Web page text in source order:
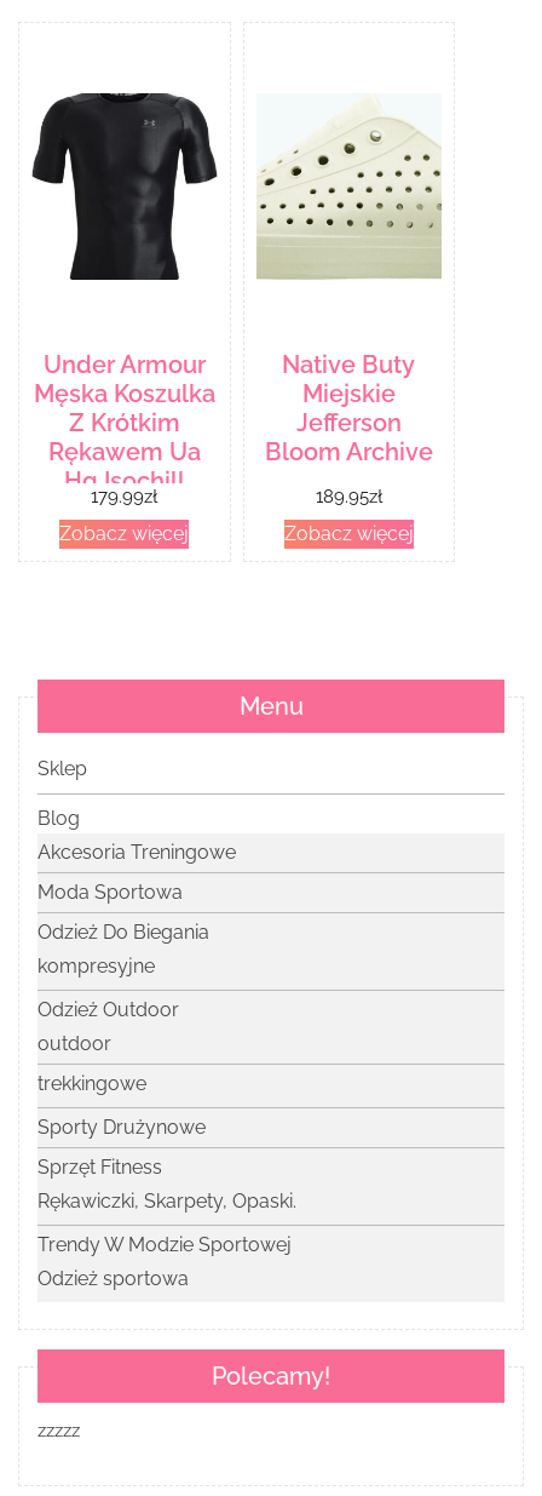
Under Armour
Męska Koszulka
Z Krótkim
Rękawem Ua
Hg Isochill
Comp Ss
1365229002
Czarny
179.99zł
Zobacz więcej
Native Buty
Miejskie
Jefferson
Bloom Archive
189.95zł
Zobacz więcej
Menu
Sklep
Blog
Akcesoria Treningowe
Moda Sportowa
Odzież Do Biegania
kompresyjne
Odzież Outdoor
outdoor
trekkingowe
Sporty Drużynowe
Sprzęt Fitness
Rękawiczki, Skarpety, Opaski.
Trendy W Modzie Sportowej
Odzież sportowa
Polecamy!
zzzzz